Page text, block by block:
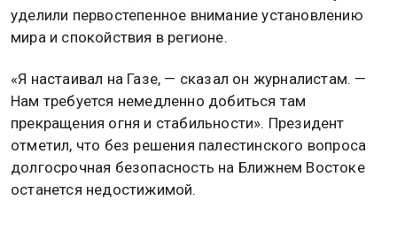
уделили первостепенное внимание установлению
мира и спокойствия в регионе.
«Я настаивал на Газе, — сказал он журналистам. —
Нам требуется немедленно добиться там
прекращения огня и стабильности». Президент
отметил, что без решения палестинского вопроса
долгосрочная безопасность на Ближнем Востоке
останется недостижимой.